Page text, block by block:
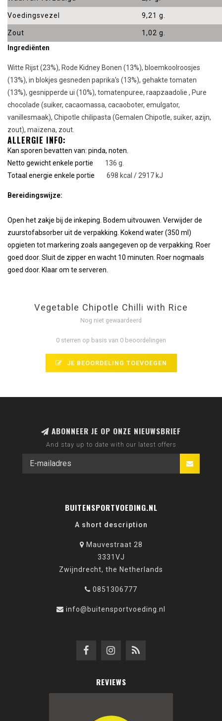
Voedingsvezel 9,21 g.
Zout
1,02 g.
Ingrediënten
Witte Rijst (23%), Rode Kidney Bonen (13%), bloemkoolroosjes
(13%), in blokjes gesneden paprika's (13%), gehakte tomaten
(13%), gesnipperde ui (10%), tomatenpuree, raapzaadolie , Pure
chocolade (suiker, cacaomassa, cacaoboter, emulgator,
vanillesmaak), Chipotle chilipasta (Gemalen Chipotle, suiker, azijn,
zout), maïzena, zout.
ALLERGIE INFO:
Kan sporen bevatten van: pinda, noten.
Netto gewicht enkele portie
136 g.
Totaal energie enkele portie 698 kcal / 2917 kJ
Bereidingswijze:
Open het zakje bij de inkeping. Bodem uitvouwen. Verwijder de
zuurstofabsorber uit de verpakking. Kokend water (350 ml)
opgieten tot markering zoals aangegeven op de verpakking. Roer
goed door. Sluit de zipper en wacht 10 minuten. Roer nogmaals
goed door. Klaar om te serveren.
Vegetable Chipotle Chilli with Rice
Nog niet gewaardeerd
0 sterren op basis van 0 beoordelingen
JE BEOORDELING TOEVOEGEN
ABONNEER JE OP ONZE NIEUWSBRIEF
And stay up to date with our latest offers
BUITENSPORTVOEDING.NL
A short description
Mauvestraat 28
3331VJ
Zwijndrecht, the Netherlands
0851306777
info@buitensportvoeding.nl
REVIEWS